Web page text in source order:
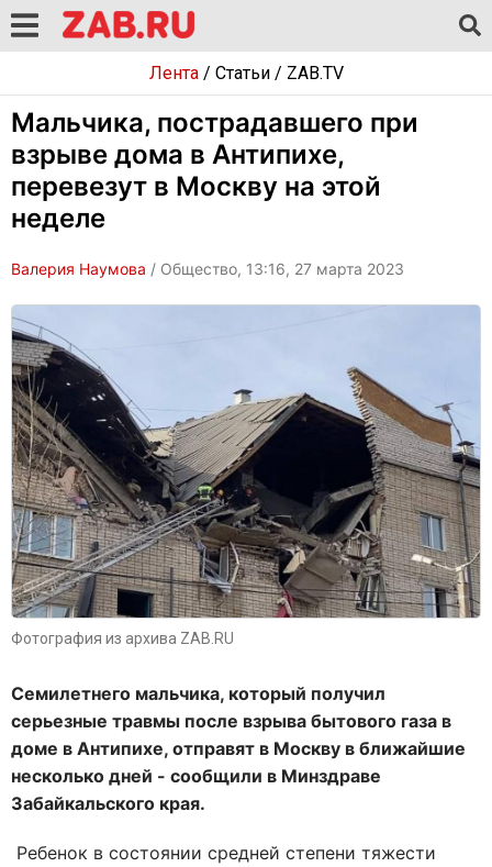
Лента/ Статьи/ ZAB.TV
Мальчика, пострадавшего при
взрыве дома в Антипихе,
перевезут в Москву на этой
неделе
Валерия Наумова / Общество, 13:16, 27 марта 2023
Фотография из архива ZAB.RU
Семилетнего мальчика, который получил
серьезные травмы после взрыва бытового газа в
доме в Антипихе, отправят в Москву в ближайшие
несколько дней - сообщили в Минздраве
Забайкальского края.
Ребенок в состоянии средней степени тяжести